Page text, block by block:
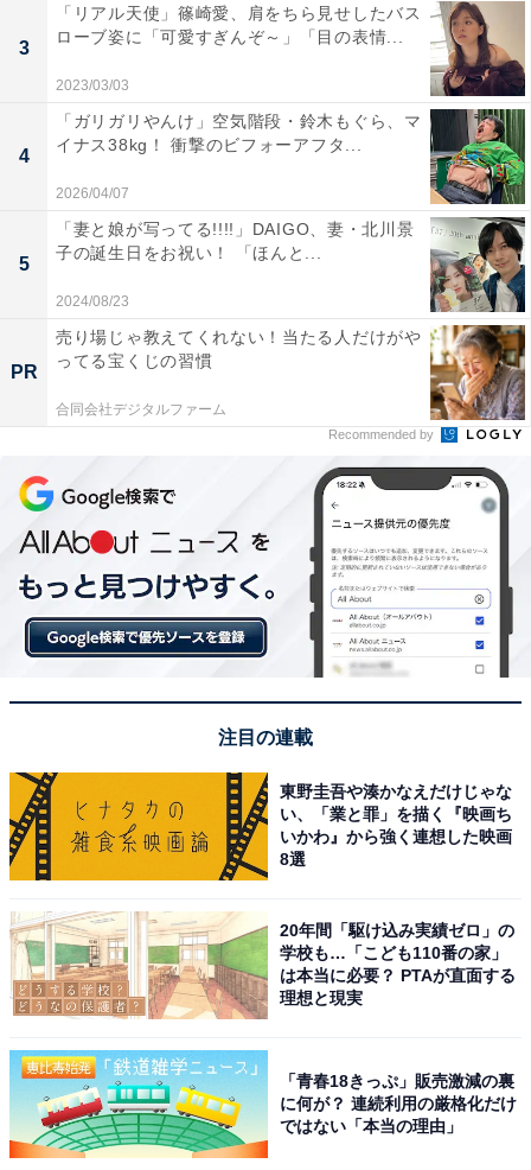
3
「リアル天使」篠崎愛、肩をちら見せしたバス
ローブ姿に「可愛すぎんぞ～」「目の表情...
2023/03/03
4
「ガリガリやんけ」空気階段・鈴木もぐら、マ
イナス38kg！ 衝撃のビフォーアフタ...
2026/04/07
5
「妻と娘が写ってる!!!!」DAIGO、妻・北川景
子の誕生日をお祝い！ 「ほんと...
2024/08/23
PR
売り場じゃ教えてくれない！当たる人だけがや
ってる宝くじの習慣
合同会社デジタルファーム
Recommended by
注目の連載
東野圭吾や湊かなえだけじゃな
い、「業と罪」を描く『映画ち
いかわ』から強く連想した映画
8選
20年間「駆け込み実績ゼロ」の
学校も…「こども110番の家」
は本当に必要？ PTAが直面する
理想と現実
「青春18きっぷ」販売激減の裏
に何が？ 連続利用の厳格化だけ
ではない「本当の理由」